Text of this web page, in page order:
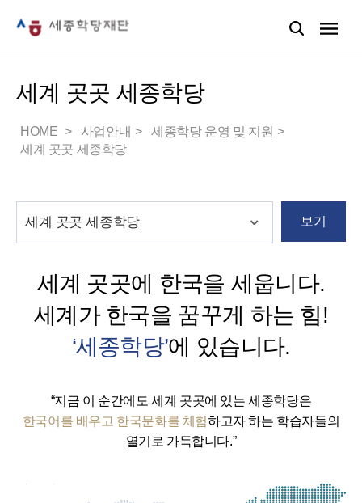
세계 곳곳 세종학당
HOME 사업안내
세종학당 운영 및 지원
세계 곳곳 세종학당
보기
세계 곳곳에 한국을 세웁니다.
세계가 한국을 꿈꾸게 하는 힘!
‘세종학당’에 있습니다.
“지금 이 순간에도 세계 곳곳에 있는 세종학당은
한국어를 배우고 한국문화를 체험하고자 하는 학습자들의
열기로 가득합니다.”